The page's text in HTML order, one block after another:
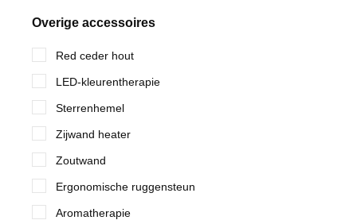
Overige accessoires
Red ceder hout
LED-kleurentherapie
Sterrenhemel
Zijwand heater
Zoutwand
Ergonomische ruggensteun
Aromatherapie